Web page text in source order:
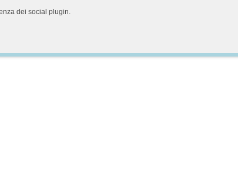
dei social plugin.